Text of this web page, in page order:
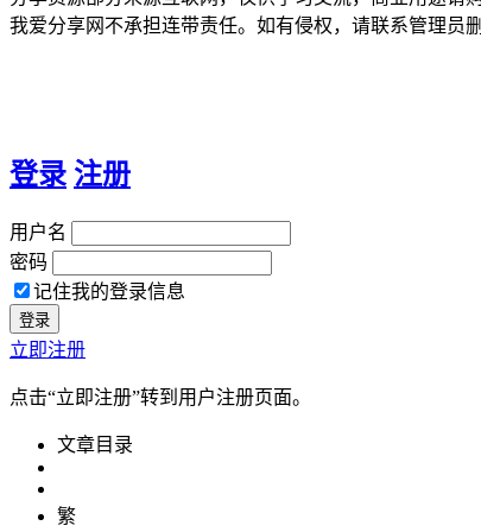
我爱分享网不承担连带责任。如有侵权，请联系管理员删
登录 注册
用户名
密码
记住我的登录信息
立即注册
点击“立即注册”转到用户注册页面。
文章目录
繁